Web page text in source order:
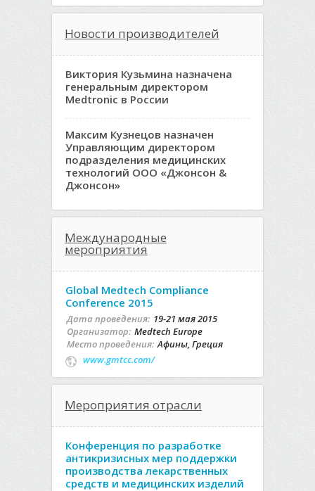
Новости производителей
Виктория Кузьмина назначена
генеральным директором
Medtronic в России
Максим Кузнецов назначен
Управляющим директором
подразделения медицинских
технологий ООО «Джонсон &
Джонсон»
Международные
мероприятия
Global Medtech Compliance
Conference 2015
Дата проведения: 19-21 мая 2015
Организатор: Medtech Europe
Место проведения: Афины, Греция
www.gmtcc.com/
Мероприятия отрасли
Конференция по разработке
антикризисных мер поддержки
производства лекарственных
средств и медицинских изделий